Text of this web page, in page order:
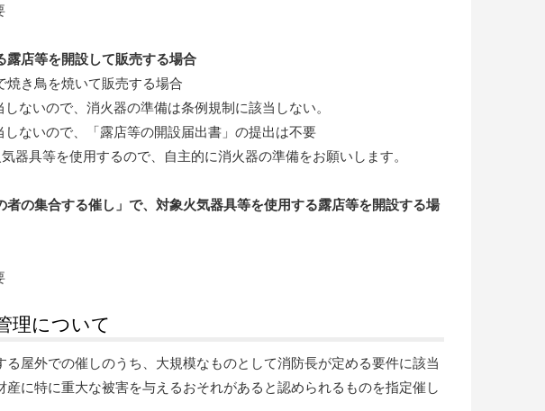
露店等を開設して販売する場合
焼き鳥を焼いて販売する場合
いので、消火器の準備は条例規制に該当しない。
ないので、「露店等の開設届出書」の提出は不要
等を使用するので、自主的に消火器の準備をお願いします。
の集合する催し」で、対象火気器具等を使用する露店等を開設する場
理について
屋外での催しのうち、大規模なものとして消防長が定める要件に該当
に特に重大な被害を与えるおそれがあると認められるものを指定催し